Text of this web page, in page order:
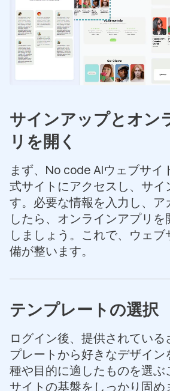
サインアップとオン
リを開く
まず、No code AIウェブサイ
式サイトにアクセスし、サイ
す。必要な情報を入力し、ア
したら、オンラインアプリ
しましょう。これで、ウェ
備が整います。
テンプレートの選択
ログイン後、提供されている
プレートから好きなデザイン
種や目的に適したものを選ぶ
サイトの基盤をしっかり固め